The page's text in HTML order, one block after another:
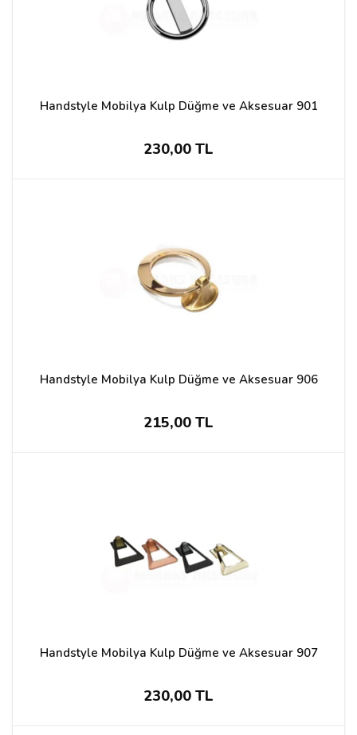
Handstyle Mobilya Kulp Düğme ve Aksesuar 901
230,00 TL
Handstyle Mobilya Kulp Düğme ve Aksesuar 906
215,00 TL
Handstyle Mobilya Kulp Düğme ve Aksesuar 907
230,00 TL